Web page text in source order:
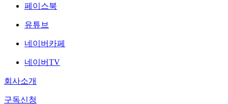
페이스북
유튜브
네이버카페
네이버TV
회사소개
구독신청